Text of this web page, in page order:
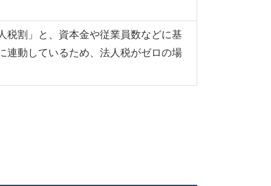
税割」と、資本金や従業員数などに基
連動しているため、法人税がゼロの場